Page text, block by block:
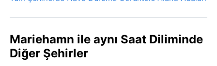
Mariehamn ile aynı Saat Diliminde
Diğer Şehirler